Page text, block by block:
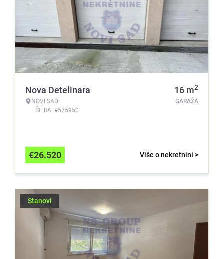
Nova Detelinara
NOVI SAD
ŠIFRA: #575950
16 m2
GARAŽA
Više o nekretnini >
€26.520
Stanovi